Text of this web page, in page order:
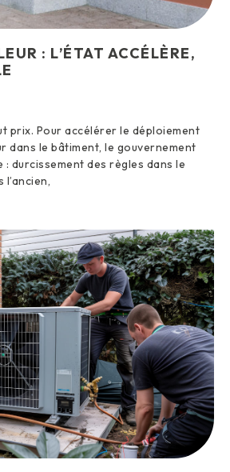
: L’ÉTAT ACCÉLÈRE,
prix. Pour accélérer le déploiement
dans le bâtiment, le gouvernement
durcissement des règles dans le